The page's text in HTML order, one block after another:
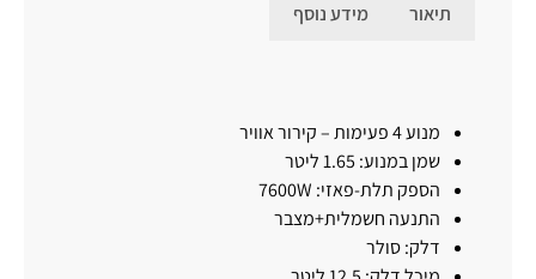
תיאור מידע נוסף
מנוע 4 פעימות – קירור אוויר
שמן במנוע: 1.65 ליטר
הספק תלת-פאזי: 7600W
התנעה חשמלית+מצבר
דלק: סולר